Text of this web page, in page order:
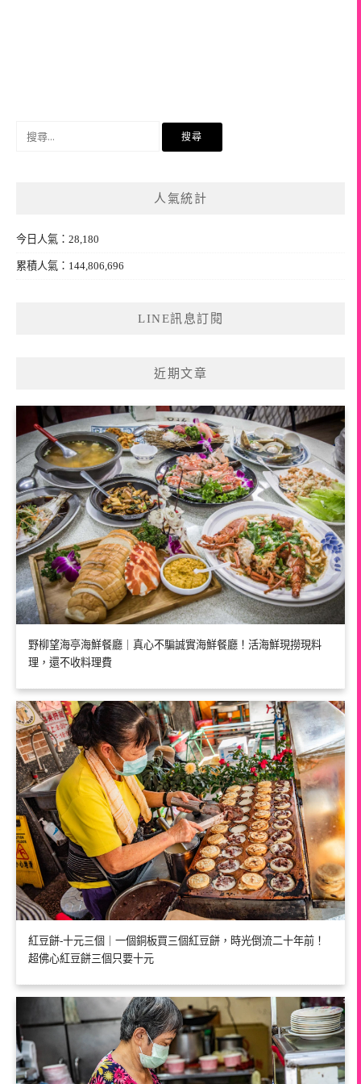
人氣統計
今日人氣：28,180
累積人氣：144,806,696
LINE訊息訂閱
近期文章
野柳望海亭海鮮餐廳｜真心不騙誠實海鮮餐廳！活海鮮現撈現料
理，還不收料理費
紅豆餅-十元三個｜一個銅板買三個紅豆餅，時光倒流二十年前！
超佛心紅豆餅三個只要十元